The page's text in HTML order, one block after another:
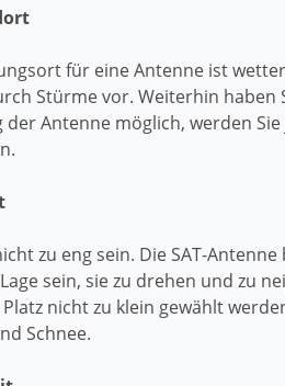
für eine Antenne ist
Stürme vor. Weiterhin haben
der Antenne möglich, werden
zu eng sein. Die SAT-
sein, sie zu drehen und zu
nicht zu klein gewählt
Schnee.